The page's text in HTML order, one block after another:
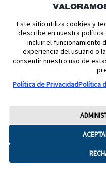
Política de cookies
Política
Términos y condiciones uso
Aviso legal
Manuales de
Declaración de Accesibilidad
Preferencias sobre cookies
Copyright © 2026 Abbott. Todos
Consulte a su profesional
marcas relacionadas son marcas
Este sitio utiliza cookies y
describe en nuestra
incluir el funcionamiento
experiencia del usuario o
consentir nuestro uso de
Política de PrivacidadPolítica